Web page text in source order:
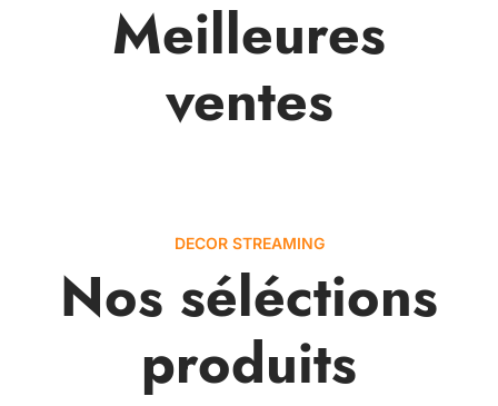
Meilleures
ventes
DECOR STREAMING
Nos séléctions
produits